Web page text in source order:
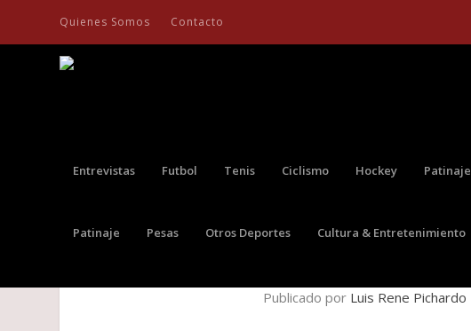
Quienes Somos Contacto
Entrevistas Futbol Tenis Ciclismo Hockey Patinaje
Patinaje Pesas Otros Deportes Cultura & Entretenimiento
Publicado por Luis Rene Pichardo